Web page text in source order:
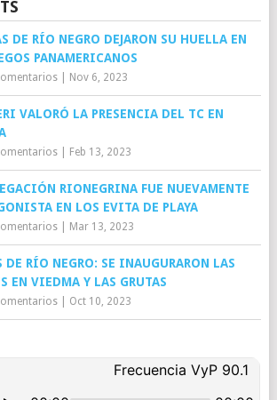
DE RÍO NEGRO DEJARON SU HUELLA EN
PANAMERICANOS
| Nov 6, 2023
VALORÓ LA PRESENCIA DEL TC EN
| Feb 13, 2023
RIONEGRINA FUE NUEVAMENTE
EN LOS EVITA DE PLAYA
| Mar 13, 2023
DE RÍO NEGRO: SE INAUGURARON LAS
EN VIEDMA Y LAS GRUTAS
| Oct 10, 2023